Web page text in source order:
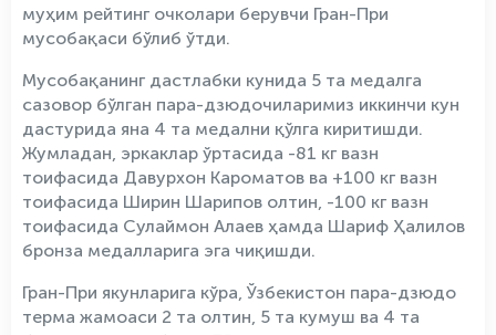
муҳим рейтинг очколари берувчи Гран-При
мусобақаси бўлиб ўтди.
Мусобақанинг дастлабки кунида 5 та медалга
сазовор бўлган пара-дзюдочиларимиз иккинчи кун
дастурида яна 4 та медални қўлга киритишди.
Жумладан, эркаклар ўртасида -81 кг вазн
тоифасида Давурхон Кароматов ва +100 кг вазн
тоифасида Ширин Шарипов олтин, -100 кг вазн
тоифасида Сулаймон Алаев ҳамда Шариф Ҳалилов
бронза медалларига эга чиқишди.
Гран-При якунларига кўра, Ўзбекистон пара-дзюдо
терма жамоаси 2 та олтин, 5 та кумуш ва 4 та